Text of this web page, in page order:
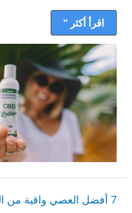
بإزالة
الدوائر
المظلمة
باستخدام
اتفاقية
التنوع
البيولوجي
اقرأ أكثر "
7 أفضل العصي واقية من الشمس وبأسعار معقولة
7
أفضل
العصي